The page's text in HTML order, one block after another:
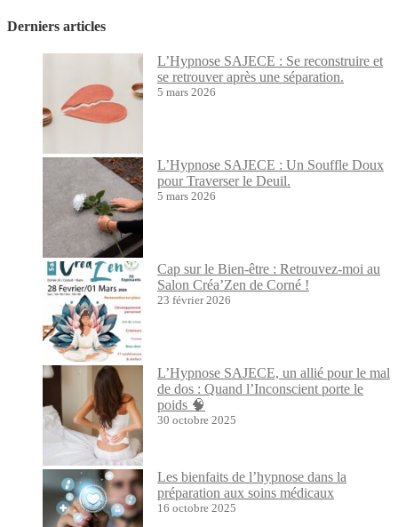
Derniers articles
L’Hypnose SAJECE : Se reconstruire et
se retrouver après une séparation.
5 mars 2026
L’Hypnose SAJECE : Un Souffle Doux
pour Traverser le Deuil.
5 mars 2026
Cap sur le Bien-être : Retrouvez-moi au
Salon Créa’Zen de Corné !
23 février 2026
L’Hypnose SAJECE, un allié pour le mal
de dos : Quand l’Inconscient porte le
poids 🧠
30 octobre 2025
Les bienfaits de l’hypnose dans la
préparation aux soins médicaux
16 octobre 2025